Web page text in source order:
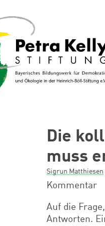
Die
muss
Sigrun Matthiesen
Kommentar
Auf die
Antworten.